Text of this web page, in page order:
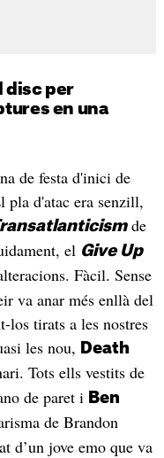
disc per
en una
de festa d'inici de
pla d'atac era senzill,
de
el Give Up
Fàcil. Sense
va anar més enllà del
los tirats a les nostres
les nou,
Death
Tots ells vestits de
de paret i Ben
de Brandon
d’un jove emo que va